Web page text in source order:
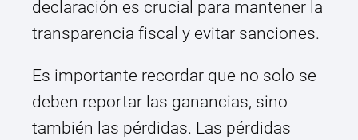
declaración es crucial para mantener la
transparencia fiscal y evitar sanciones.
Es importante recordar que no solo se
deben reportar las ganancias, sino
también las pérdidas. Las pérdidas